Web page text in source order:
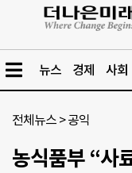
뉴스 경제 사회
전체뉴스 >공익
농식품부 “사